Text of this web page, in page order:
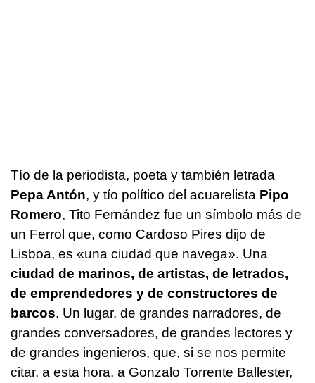
Tío de la periodista, poeta y también letrada
Pepa Antón, y tío político del acuarelista Pipo
Romero, Tito Fernández fue un símbolo más de
un Ferrol que, como Cardoso Pires dijo de
Lisboa, es «una ciudad que navega». Una
ciudad de marinos, de artistas, de letrados,
de emprendedores y de constructores de
barcos. Un lugar, de grandes narradores, de
grandes conversadores, de grandes lectores y
de grandes ingenieros, que, si se nos permite
citar, a esta hora, a Gonzalo Torrente Ballester,